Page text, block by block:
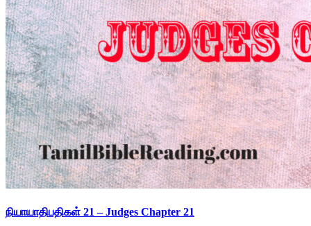
நியாயாதிபதிகள் 21 – Judges Chapter 21